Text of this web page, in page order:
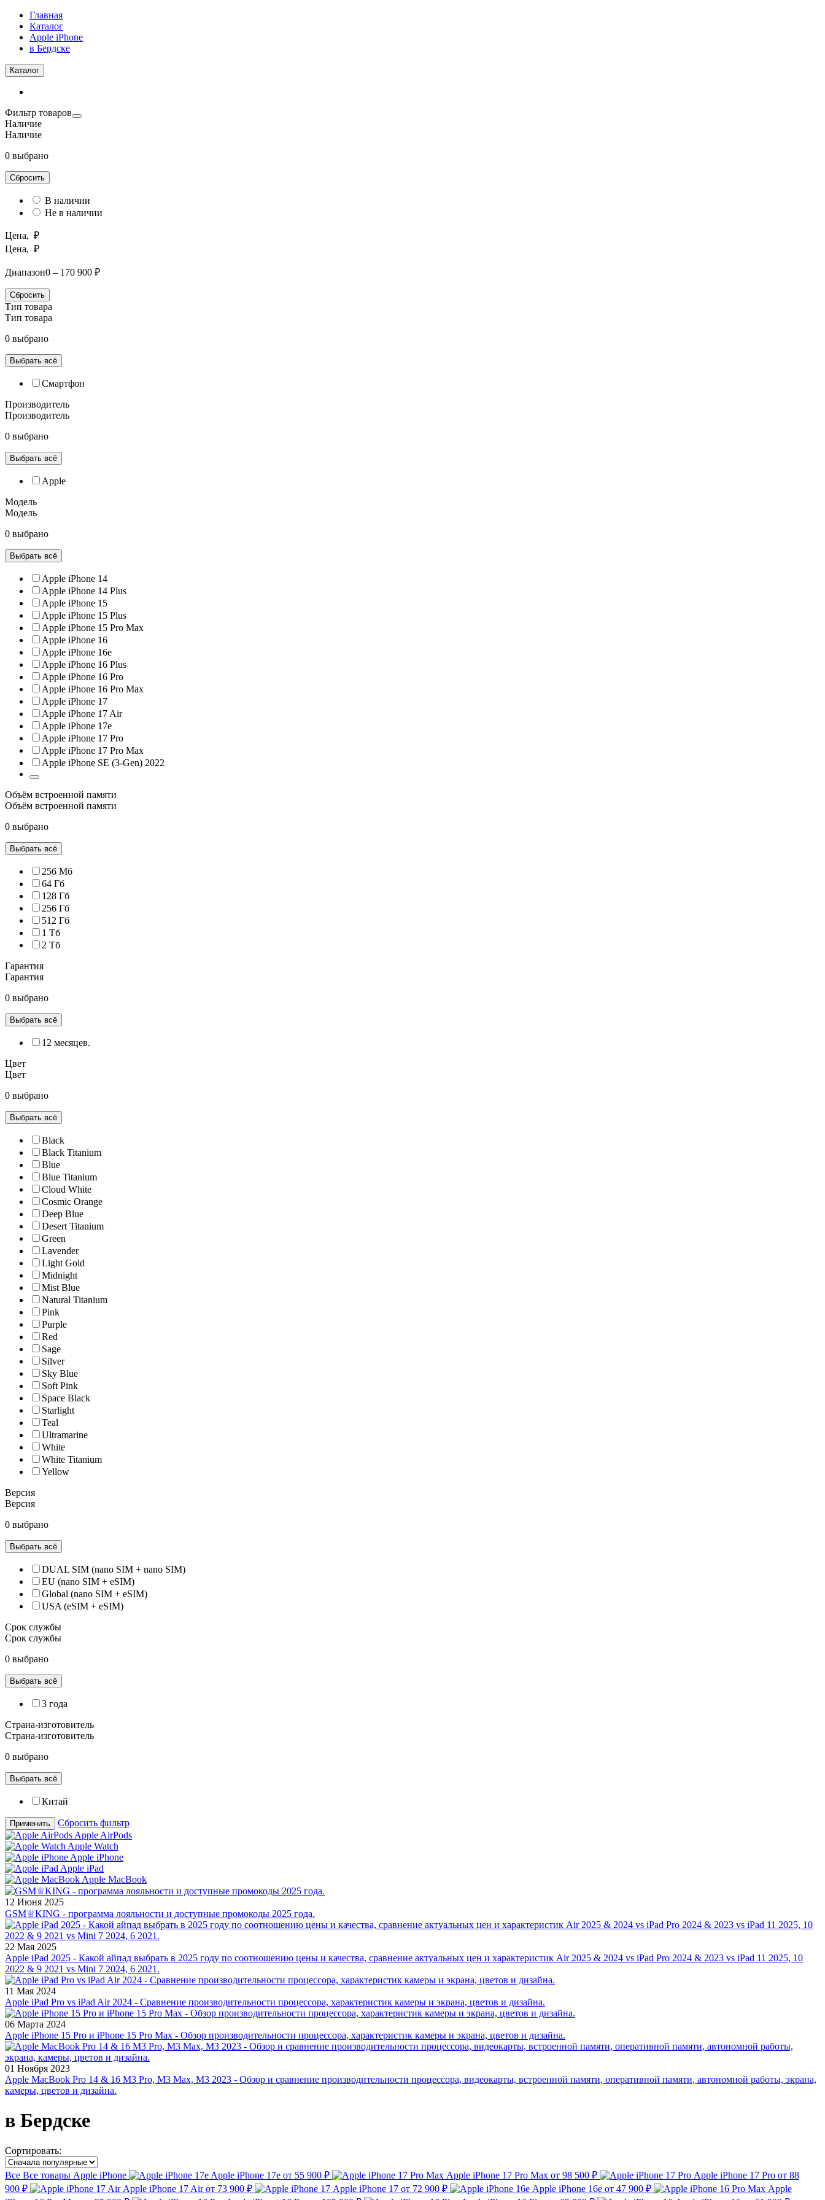
Главная
Каталог
Apple iPhone
в Бердске
Каталог
Фильтр товаров
Наличие
Наличие
0 выбрано
Сбросить
В наличии
Не в наличии
Цена, ₽
Цена, ₽
Диапазон0 – 170 900 ₽
Сбросить
Тип товара
Тип товара
0 выбрано
Выбрать всё
Смартфон
Производитель
Производитель
0 выбрано
Выбрать всё
Apple
Модель
Модель
0 выбрано
Выбрать всё
Apple iPhone 14
Apple iPhone 14 Plus
Apple iPhone 15
Apple iPhone 15 Plus
Apple iPhone 15 Pro Max
Apple iPhone 16
Apple iPhone 16e
Apple iPhone 16 Plus
Apple iPhone 16 Pro
Apple iPhone 16 Pro Max
Apple iPhone 17
Apple iPhone 17 Air
Apple iPhone 17e
Apple iPhone 17 Pro
Apple iPhone 17 Pro Max
Apple iPhone SE (3-Gen) 2022
Объём встроенной памяти
Объём встроенной памяти
0 выбрано
Выбрать всё
256 Мб
64 Гб
128 Гб
256 Гб
512 Гб
1 Тб
2 Тб
Гарантия
Гарантия
0 выбрано
Выбрать всё
12 месяцев.
Цвет
Цвет
0 выбрано
Выбрать всё
Black
Black Titanium
Blue
Blue Titanium
Cloud White
Cosmic Orange
Deep Blue
Desert Titanium
Green
Lavender
Light Gold
Midnight
Mist Blue
Natural Titanium
Pink
Purple
Red
Sage
Silver
Sky Blue
Soft Pink
Space Black
Starlight
Teal
Ultramarine
White
White Titanium
Yellow
Версия
Версия
0 выбрано
Выбрать всё
DUAL SIM (nano SIM + nano SIM)
EU (nano SIM + eSIM)
Global (nano SIM + eSIM)
USA (eSIM + eSIM)
Срок службы
Срок службы
0 выбрано
Выбрать всё
3 года
Страна-изготовитель
Страна-изготовитель
0 выбрано
Выбрать всё
Китай
Применить
Сбросить фильтр
Apple AirPods
Apple Watch
Apple iPhone
Apple iPad
Apple MacBook
12 Июня 2025
GSM♕KING - программа лояльности и доступные промокоды 2025 года.
22 Мая 2025
Apple iPad 2025 - Какой айпад выбрать в 2025 году по соотношению цены и качества, сравнение актуальных цен и характеристик Air 2025 & 2024 vs iPad Pro 2024 & 2023 vs iPad 11 2025, 10
2022 & 9 2021 vs Mini 7 2024, 6 2021.
11 Мая 2024
Apple iPad Pro vs iPad Air 2024 - Сравнение производительности процессора, характеристик камеры и экрана, цветов и дизайна.
06 Марта 2024
Apple iPhone 15 Pro и iPhone 15 Pro Max - Обзор производительности процессора, характеристик камеры и экрана, цветов и дизайна.
01 Ноября 2023
Apple MacBook Pro 14 & 16 M3 Pro, M3 Max, M3 2023 - Обзор и сравнение производительности процессора, видеокарты, встроенной памяти, оперативной памяти, автономной работы, экрана,
камеры, цветов и дизайна.
в Бердске
Сортировать:
Все Все товары Apple iPhone Apple iPhone 17e от 55 900 ₽ Apple iPhone 17 Pro Max от 98 500 ₽ Apple iPhone 17 Pro от 88
900 ₽
Apple iPhone 17 Air от 73 900 ₽ Apple iPhone 17 от 72 900 ₽ Apple iPhone 16e от 47 900 ₽
Apple